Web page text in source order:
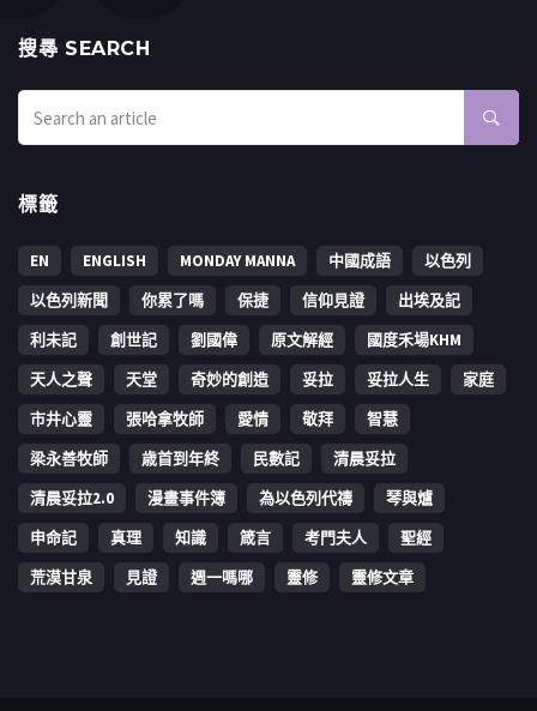
搜㝷 SEARCH
標籤
EN ENGLISH MONDAY MANNA 中國成語
以色列
以色列新聞
你累了嗎 保捷 信仰見證
出埃及記
利未記
創世記 劉國偉 原文解經
國度禾場KHM
天人之聲
天堂 奇妙的創造 妥拉 妥拉人生
家庭
市井心靈
張哈拿牧師 愛情 敬拜
智慧
梁永善牧師
歳首到年終 民數記
清晨妥拉
清晨妥拉2.0
漫畫事件簿 為以色列代禱
琴與爐
申命記
真理 知識 箴言 考門夫人
聖經
荒漠甘泉
見證 週一嗎哪 靈修 靈修文章